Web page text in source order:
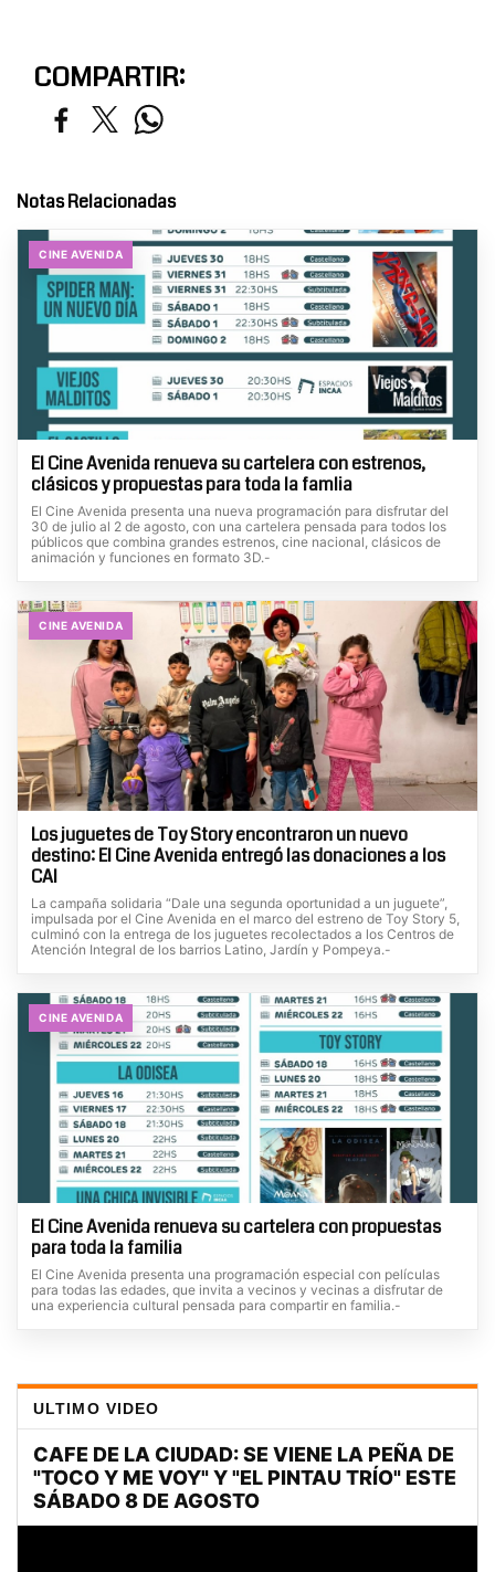
COMPARTIR:
Notas Relacionadas
CINE AVENIDA
El Cine Avenida renueva su cartelera con estrenos,
clásicos y propuestas para toda la famlia
El Cine Avenida presenta una nueva programación para disfrutar del
30 de julio al 2 de agosto, con una cartelera pensada para todos los
públicos que combina grandes estrenos, cine nacional, clásicos de
animación y funciones en formato 3D.-
CINE AVENIDA
Los juguetes de Toy Story encontraron un nuevo
destino: El Cine Avenida entregó las donaciones a los
CAI
La campaña solidaria “Dale una segunda oportunidad a un juguete”,
impulsada por el Cine Avenida en el marco del estreno de Toy Story 5,
culminó con la entrega de los juguetes recolectados a los Centros de
Atención Integral de los barrios Latino, Jardín y Pompeya.-
CINE AVENIDA
El Cine Avenida renueva su cartelera con propuestas
para toda la familia
El Cine Avenida presenta una programación especial con películas
para todas las edades, que invita a vecinos y vecinas a disfrutar de
una experiencia cultural pensada para compartir en familia.-
ULTIMO VIDEO